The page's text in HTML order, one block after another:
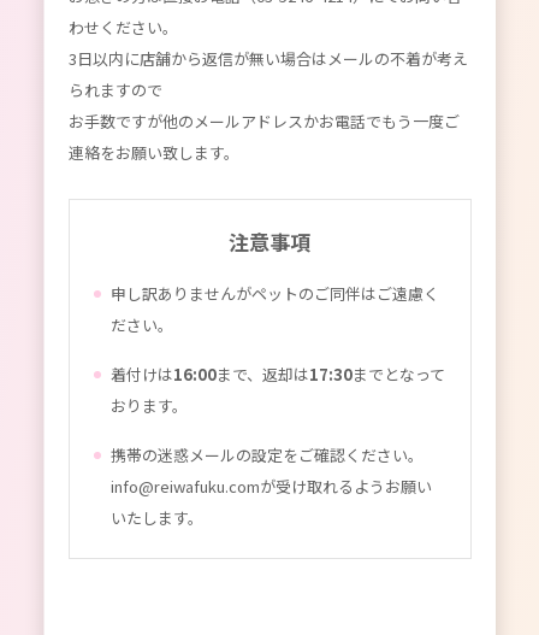
わせください。
3日以内に店舗から返信が無い場合はメールの不着が考え
られますので
お手数ですが他のメールアドレスかお電話でもう一度ご
連絡をお願い致します。
注意事項
申し訳ありませんがペットのご同伴はご遠慮く
ださい。
着付けは16:00まで、返却は17:30までとなって
おります。
携帯の迷惑メールの設定をご確認ください。
info@reiwafuku.comが受け取れるようお願い
いたします。